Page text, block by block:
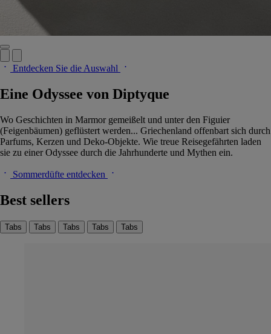
Entdecken Sie die Auswahl
Eine Odyssee von Diptyque
Wo Geschichten in Marmor gemeißelt und unter den Figuier
(Feigenbäumen) geflüstert werden... Griechenland offenbart sich durch
Parfums, Kerzen und Deko-Objekte. Wie treue Reisegefährten laden
sie zu einer Odyssee durch die Jahrhunderte und Mythen ein.
Sommerdüfte entdecken
Best sellers
Tabs Tabs Tabs Tabs Tabs